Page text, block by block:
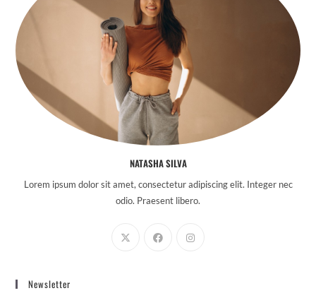
NATASHA SILVA
Lorem ipsum dolor sit amet, consectetur adipiscing elit. Integer nec
odio. Praesent libero.
Newsletter